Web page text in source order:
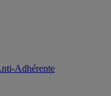
Adhérente